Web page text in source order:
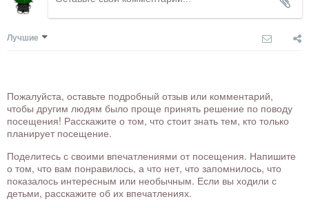
Лучшие
Пожалуйста, оставьте подробный отзыв или комментарий,
чтобы другим людям было проще принять решение по поводу
посещения! Расскажите о том, что стоит знать тем, кто только
планирует посещение.
Поделитесь с своими впечатлениями от посещения. Напишите
о том, что вам понравилось, а что нет, что запомнилось, что
показалось интересным или необычным. Если вы ходили с
детьми, расскажите об их впечатлениях.